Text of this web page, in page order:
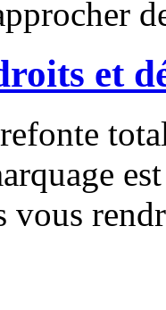
et
vous